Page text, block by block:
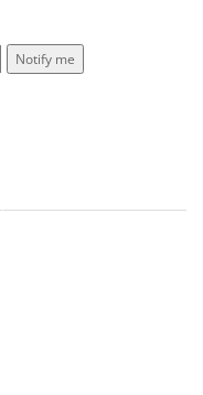
Notify me